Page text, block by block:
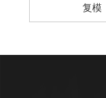
复模